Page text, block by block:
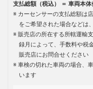
支払総額（税込） ＝ 車両本体
カーセンサーの支払総額は
をご希望された場合などは
販売店の所在する所轄運輸
録月によって、手数料や税
販売店にお問合せください
車検の切れた車両の場合、
います